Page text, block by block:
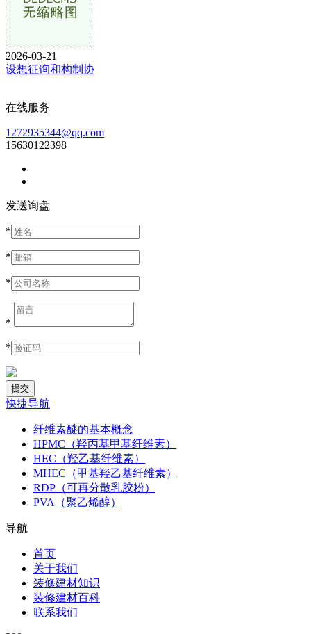
2026-03-21
设想征询和构制协
在线服务
1272935344@qq.com
15630122398
发送询盘
*
*
*
*
*
快捷导航
纤维素醚的基本概念
HPMC（羟丙基甲基纤维素）
HEC（羟乙基纤维素）
MHEC（甲基羟乙基纤维素）
RDP（可再分散乳胶粉）
PVA（聚乙烯醇）
导航
首页
关于我们
装修建材知识
装修建材百科
联系我们